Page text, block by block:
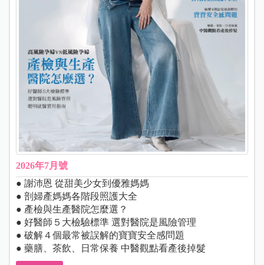
2026年7月號
● 謝沛恩 從甜美少女到優雅媽媽
● 剖婦產媽媽各階段照護大全
● 產檢與生產醫院怎麼選？
● 好醫師５大檢驗標準 選對醫院是風險管理
● 破解４個最常被誤解的寶寶安全感問題
● 藥膳、茶飲、日常保養 中醫觀點看產後掉髮